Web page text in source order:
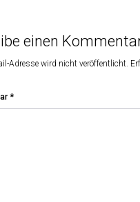
einen
Adresse wird nicht veröffentlicht.
*